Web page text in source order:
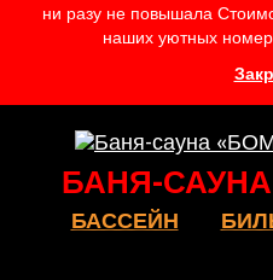
ни разу не повышала
наших уютных
БАНЯ-
БАССЕЙН